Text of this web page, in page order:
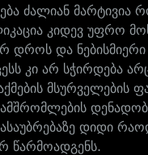
ძალიან
კიდევ უფრო
დროს და
კი არ სჭირდება
დიდი
წარმოადგენს.